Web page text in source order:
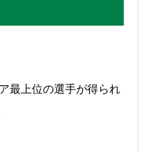
最上位の選手が得られ